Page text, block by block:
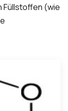
Füllstoffen (wie